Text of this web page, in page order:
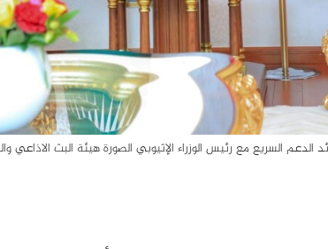
السريع مع رئيس الوزراء الإثيوبي الصورة هيئة البث الاذاعي